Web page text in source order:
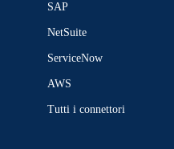
SAP
NetSuite
ServiceNow
AWS
Tutti i connettori